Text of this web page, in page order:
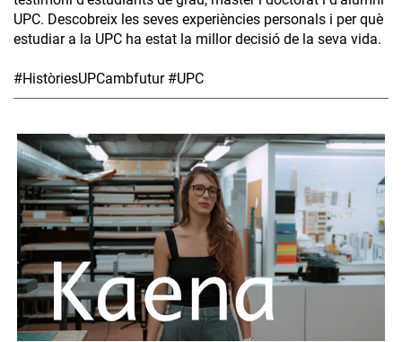
UPC. Descobreix les seves experiències personals i per què
estudiar a la UPC ha estat la millor decisió de la seva vida.
#HistòriesUPCambfutur #UPC